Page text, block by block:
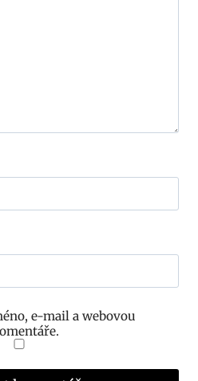
e-mail a webovou